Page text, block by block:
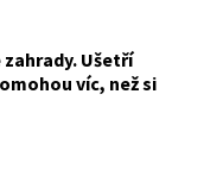
Ušetří
víc, než si